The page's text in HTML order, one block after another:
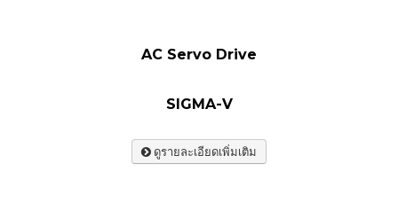
AC Servo Drive
SIGMA-V
ดูรายละเอียดเพิ่มเติม